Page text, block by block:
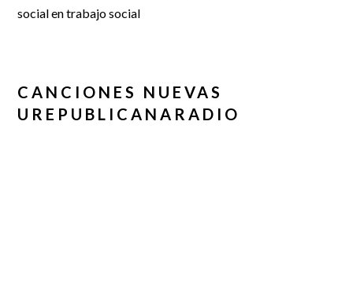
social en trabajo social
CANCIONES NUEVAS
UREPUBLICANARADIO